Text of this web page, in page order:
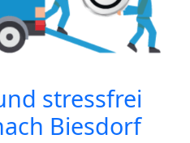
stressfrei
Biesdorf